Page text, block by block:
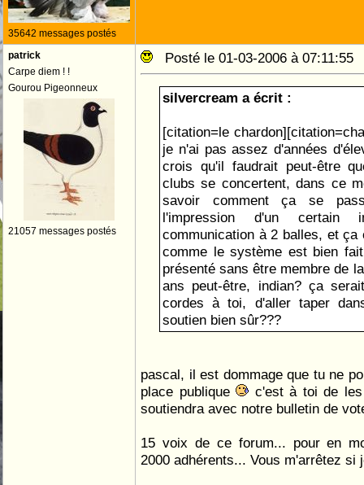
35642 messages postés
patrick
Carpe diem ! !
Gourou Pigeonneux
21057 messages postés
Posté le 01-03-2006 à
silvercream a écrit :
[citation=le
je n'ai pas assez d'années
crois qu'il faudrait peut-être
clubs se concertent, dans ce
savoir comment ça se
l'impression d'un certain
communication à 2 balles, et ça
comme le système est bien
présenté sans être membre de
ans peut-être, indian? ça
cordes à toi, d'aller taper
soutien bien sûr???
pascal, il est dommage que tu ne
place publique
c'est à toi de
soutiendra avec notre bulletin de
15 voix de ce forum... pour en
2000 adhérents... Vous m'arrêtez si